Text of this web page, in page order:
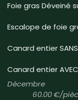
Foie gras Déveiné
Escalope de foie
Canard entier
Canard entier
60.00 €/